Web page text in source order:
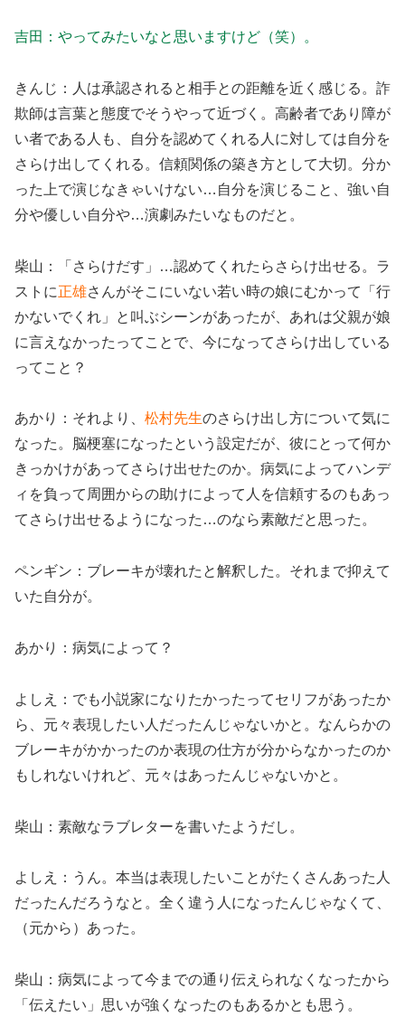
吉田：やってみたいなと思いますけど（笑）。
きんじ：人は承認されると相手との距離を近く感じる。詐
欺師は言葉と態度でそうやって近づく。高齢者であり障が
い者である人も、自分を認めてくれる人に対しては自分を
さらけ出してくれる。信頼関係の築き方として大切。分か
った上で演じなきゃいけない…自分を演じること、強い自
分や優しい自分や…演劇みたいなものだと。
柴山：「さらけだす」…認めてくれたらさらけ出せる。ラ
ストに正雄さんがそこにいない若い時の娘にむかって「行
かないでくれ」と叫ぶシーンがあったが、あれは父親が娘
に言えなかったってことで、今になってさらけ出している
ってこと？
あかり：それより、 松村先生のさらけ出し方について気に
なった。脳梗塞になったという設定だが、彼にとって何か
きっかけがあってさらけ出せたのか。病気によってハンデ
ィを負って周囲からの助けによって人を信頼するのもあっ
てさらけ出せるようになった…のなら素敵だと思った。
ペンギン：ブレーキが壊れたと解釈した。それまで抑えて
いた自分が。
あかり：病気によって？
よしえ：でも小説家になりたかったってセリフがあったか
ら、元々表現したい人だったんじゃないかと。なんらかの
ブレーキがかかったのか表現の仕方が分からなかったのか
もしれないけれど、元々はあったんじゃないかと。
柴山：素敵なラブレターを書いたようだし。
よしえ：うん。本当は表現したいことがたくさんあった人
だったんだろうなと。全く違う人になったんじゃなくて、
（元から）あった。
柴山：病気によって今までの通り伝えられなくなったから
「伝えたい」思いが強くなったのもあるかとも思う。